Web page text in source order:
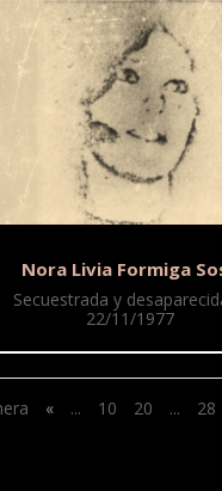
Nora Livia Formiga
Secuestrada y
22/11/1977
« ... 10 20 ... 28